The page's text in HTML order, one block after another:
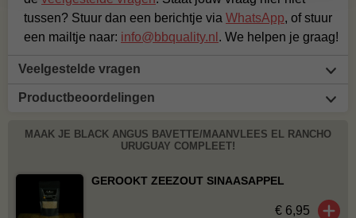
tussen? Stuur dan een berichtje via WhatsApp, of stuur
een mailtje naar: info@bbquality.nl . We helpen je graag!
Veelgestelde vragen
Productbeoordelingen
MAAK JE BLACK ANGUS BAVETTE/MAANVLEES EL RANCHO
URUGUAY COMPLEET!
GEROOKT ZEEZOUT SINAASAPPEL
€ 6,95